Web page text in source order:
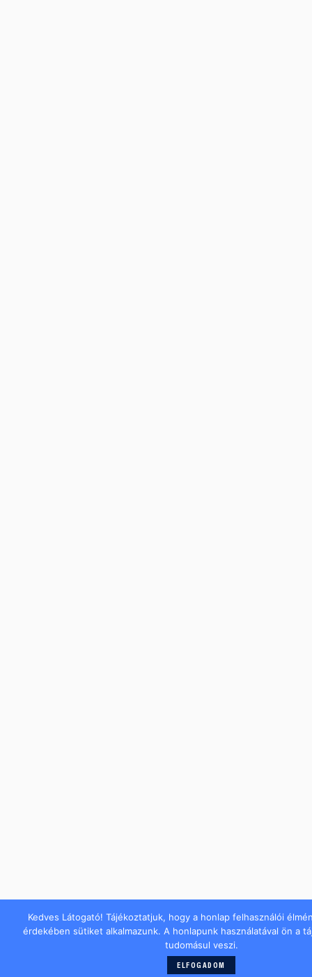
Kedves Látogató! Tájékoztatjuk, hogy a honlap felhasználói
érdekében sütiket alkalmazunk. A honlapunk használatával ön a
tudomásul veszi.
ELFOGADOM